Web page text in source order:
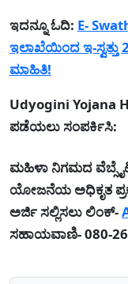
ಇದನ್ನೂ ಓದಿ: E-
ಇಲಾಖೆಯಿಂದ ಇ-ಸ್ವತ್ತು
ಮಾಹಿತಿ!
Udyogini Yojana
ಪಡೆಯಲು ಸಂಪರ್ಕಿಸಿ:
ಮಹಿಳಾ ನಿಗಮದ
ಯೋಜನೆಯ ಅಧಿಕೃತ
ಅರ್ಜಿ ಸಲ್ಲಿಸಲು ಲಿಂಕ್-
ಸಹಾಯವಾಣಿ- 080-